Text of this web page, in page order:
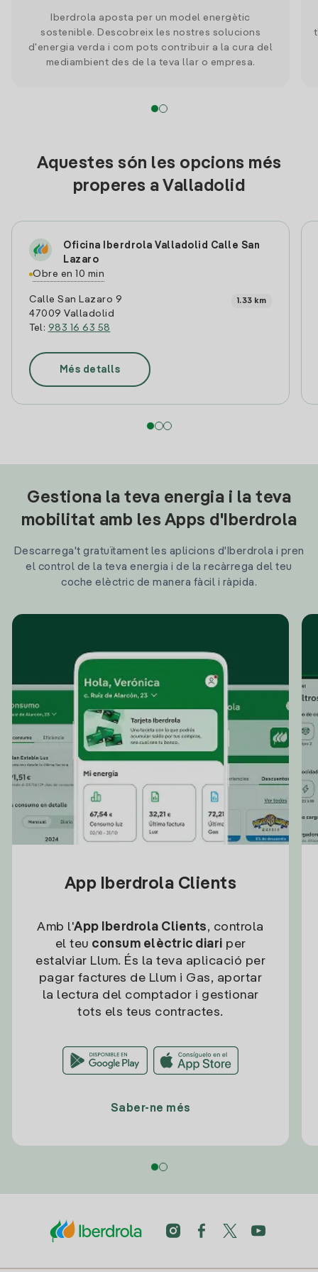
Iberdrola aposta per un model energètic
sostenible. Descobreix les nostres solucions
d'energia verda i com pots contribuir a la cura del
mediambient des de la teva llar o empresa.
Aquestes són les opcions més
properes a Valladolid
Oficina Iberdrola Valladolid Calle San
Lazaro
Obre en 10 min
Calle San Lazaro 9
47009 Valladolid
Tel: 983 16 63 58
1.33 km
Més detalls
Gestiona la teva energia i la teva
mobilitat amb les Apps d'Iberdrola
Descarrega't gratuïtament les aplicions d'Iberdrola i pren
el control de la teva energia i de la recàrrega del teu
coche elèctric de manera fàcil i ràpida.
App Iberdrola Clients
Amb l'App Iberdrola Clients, controla
el teu consum elèctric diari per
estalviar Llum. És la teva aplicació per
pagar factures de Llum i Gas, aportar
la lectura del comptador i gestionar
tots els teus contractes.
Saber-ne més